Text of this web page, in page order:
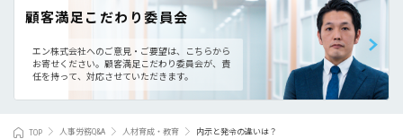
顧客満足こだわり委員会
エン株式会社へのご意見・ご要望は、こちらから
お寄せください。 顧客満足こだわり委員会が、責
任を持って、対応させていただきます。
TOP 人事労務Q&A 人材育成・教育 内示と発令の違いは？